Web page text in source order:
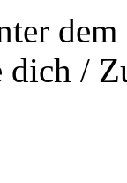
dich /